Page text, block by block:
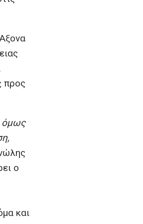
προς
όμως
ο
και